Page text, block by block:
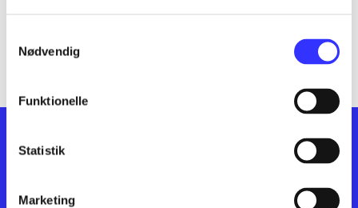
Nødvendig
Funktionelle
Statistik
Marketing
lorem ipsum dolor sit amet ...